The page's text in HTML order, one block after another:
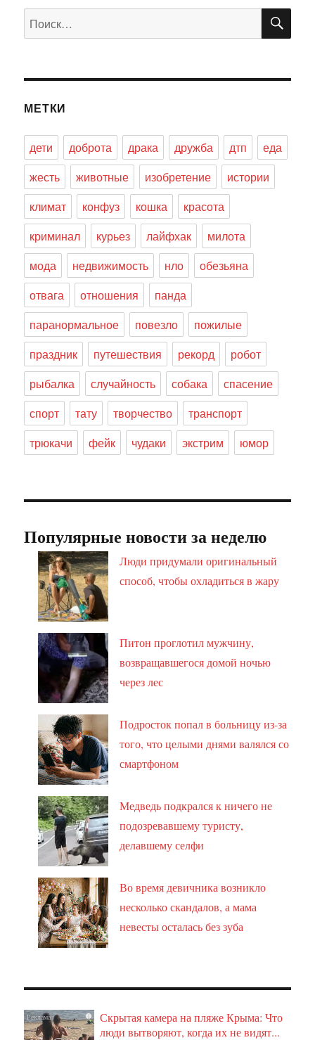
Искать:
МЕТКИ
дети доброта драка дружба дтп
еда
жесть
животные изобретение
истории
климат
конфуз кошка
красота
криминал
курьез лайфхак
милота
мода
недвижимость нло
обезьяна
отвага
отношения
панда
паранормальное
повезло
пожилые
праздник
путешествия рекорд
робот
рыбалка
случайность собака
спасение
спорт
тату творчество
транспорт
трюкачи
фейк чудаки экстрим юмор
Популярные новости за неделю
Люди придумали оригинальный
способ, чтобы охладиться в жару
Питон проглотил мужчину,
возвращавшегося домой ночью
через лес
Подросток попал в больницу из-за
того, что целыми днями валялся со
смартфоном
Медведь подкрался к ничего не
подозревавшему туристу,
делавшему селфи
Во время девичника возникло
несколько скандалов, а мама
невесты осталась без зуба
i
Скрытая камера на пляже Крыма: Что
люди вытворяют, когда их не видят...